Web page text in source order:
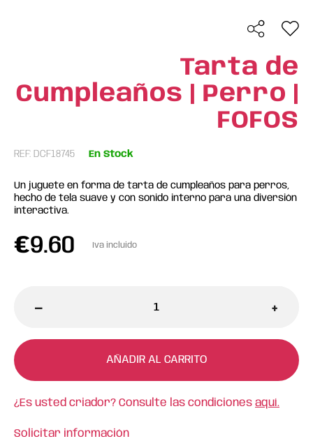
Tarta de
Cumpleaños | Perro |
FOFOS
REF: DCF18745 En Stock
Un juguete en forma de tarta de cumpleaños para perros,
hecho de tela suave y con sonido interno para una diversión
interactiva.
€9.60 Iva incluido
- +
AÑADIR AL CARRITO
¿Es usted criador? Consulte las condiciones aquí.
Solicitar información